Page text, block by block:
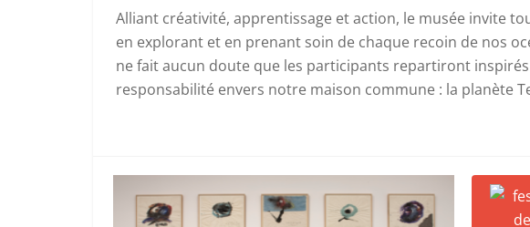
Alliant créativité, apprentissage et action, le musée invite
en explorant et en prenant soin de chaque recoin de nos
ne fait aucun doute que les participants repartiront
responsabilité envers notre maison commune : la planète